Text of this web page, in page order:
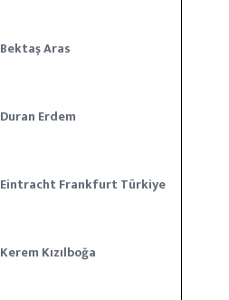
Bektaş Aras
Duran Erdem
Eintracht Frankfurt Türkiye
Kerem Kızılboğa